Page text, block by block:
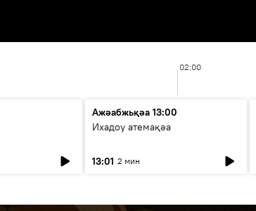
02:00
Ажәабжьқәа 13:00
Ихадоу атемақәа
13:01 2 мин